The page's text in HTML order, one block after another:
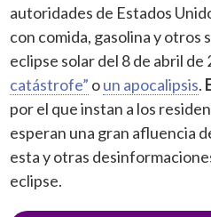
autoridades de Estados
con comida, gasolina y otros
eclipse solar del 8 de abril de
catástrofe” oun apocalipsis.
por el que instan a los
esperan una gran afluencia
esta y otras
eclipse.